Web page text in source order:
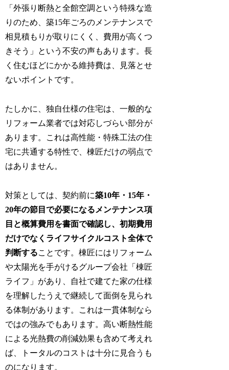
「外張り断熱と全館空調という特殊な造
りのため、築15年ごろのメンテナンスで
相見積もりが取りにくく、費用が高くつ
きそう」という不安の声もあります。長
く住むほどにかかる維持費は、見落とせ
ないポイントです。
たしかに、独自仕様の住宅は、一般的な
リフォーム業者では対応しづらい部分が
あります。これは高性能・特殊工法の住
宅に共通する特性で、棟匠だけの弱点で
はありません。
対策としては、契約前に築10年・15年・
20年の節目で必要になるメンテナンス項
目と概算費用を書面で確認し、初期費用
だけでなくライフサイクルコスト全体で
判断することです。棟匠にはリフォーム
や太陽光を手がけるグループ会社「棟匠
ライフ」があり、自社で建てた家の仕様
を理解したうえで継続して面倒を見られ
る体制があります。これは一貫体制なら
ではの強みでもあります。高い断熱性能
による光熱費の削減効果も含めて考えれ
ば、トータルのコストは十分に見合うも
のになります。